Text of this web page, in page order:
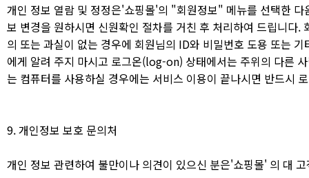
개인 정보 열람 및 정정은'쇼핑몰'의 "회원정보" 메뉴를 선택한
보 변경을 원하시면 신원확인 절차를 거친 후 처리하여 드립니다
의 또는 과실이 없는 경우에 회원님의 ID와 비밀번호 도용 또는
에게 알려 주지 마시고 로그온(log-on) 상태에서는 주위의 다른
는 컴퓨터를 사용하실 경우에는 서비스 이용이 끝나시면 반드시
9. 개인정보 보호 문의처
개인 정보 관련하여 불만이나 의견이 있으신 분은'쇼핑몰' 의 대